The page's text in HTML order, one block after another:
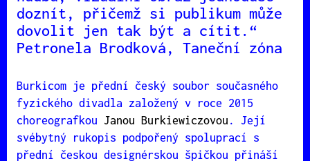
doznít, přičemž si publikum může
dovolit jen tak být a cítit.“
Petronela Brodková, Taneční zóna
Burkicom je přední český soubor současného
fyzického divadla založený v roce 2015
choreografkou Janou Burkiewiczovou . Její
svébytný rukopis podpořený spoluprací s
přední českou designérskou špičkou přináší